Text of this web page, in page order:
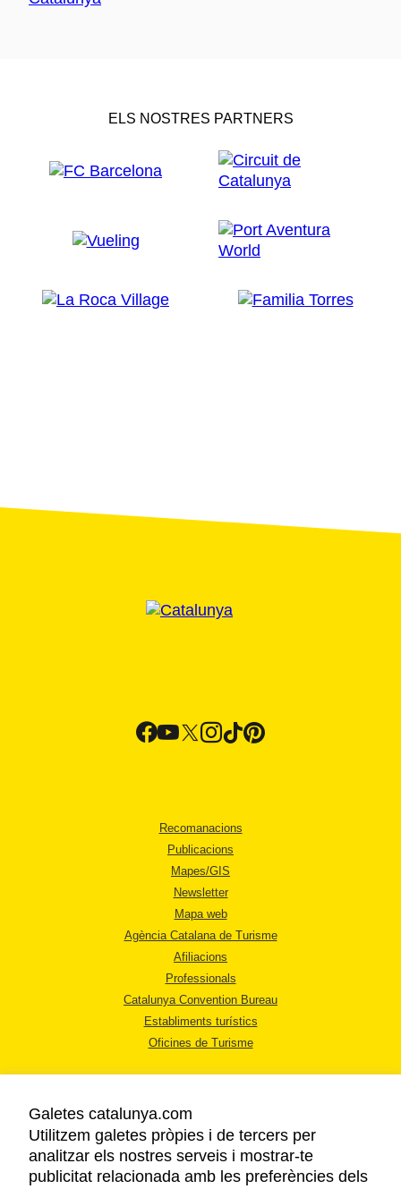
ELS NOSTRES PARTNERS
Recomanacions
Publicacions
Mapes/GIS
Newsletter
Mapa web
Agència Catalana de Turisme
Afiliacions
Professionals
Catalunya Convention Bureau
Establiments turístics
Oficines de Turisme
AVÍS LEGAL
Galetes catalunya.com
Utilitzem galetes pròpies i de tercers per
analitzar els nostres serveis i mostrar-te
publicitat relacionada amb les preferències dels